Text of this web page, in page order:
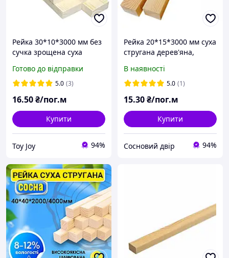
Рейка 30*10*3000 мм без
сучка зрощена суха
порода дерева-смерека
Готово до відправки
5.0 (3)
16.50₴/пог.м
Купити
Toy Joy 94%
Рейка 20*15*3000 мм суха
стругана дерев'яна,
В наявності
5.0 (1)
15.30₴/пог.м
Купити
Сосновий двір 94%